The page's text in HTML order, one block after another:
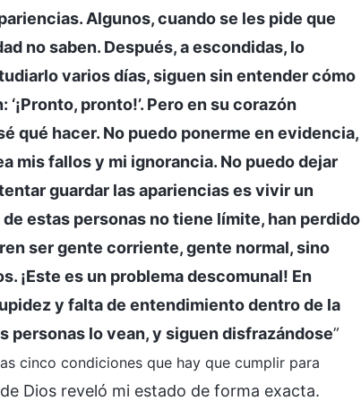
Algunos, cuando se les pide que
no saben. Después, a escondidas, lo
varios días, siguen sin entender cómo
pronto!’. Pero en su corazón
qué hacer. No puedo ponerme en evidencia,
mis fallos y mi ignorancia. No puedo dejar
guardar las apariencias es vivir un
estas personas no tiene límite, han perdido
ser gente corriente, gente normal, sino
¡Este es un problema descomunal! En
y falta de entendimiento dentro de la
personas lo vean, y siguen disfrazándose”
cinco condiciones que hay que cumplir para
Dios reveló mi estado de forma exacta.